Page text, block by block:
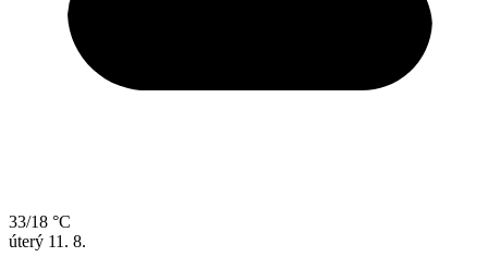
33/18 °C
úterý 11. 8.